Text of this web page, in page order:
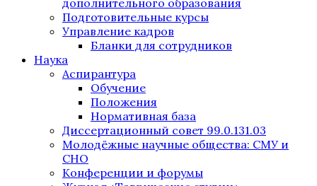
дополнительного образования
Подготовительные курсы
Управление кадров
Бланки для сотрудников
Наука
Аспирантура
Обучение
Положения
Нормативная база
Диссертационный совет 99.0.131.03
Молодёжные научные общества: СМУ и
СНО
Конференции и форумы